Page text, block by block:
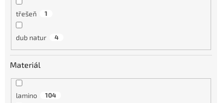
třešeň 1
dub natur 4
Materiál
lamino 104